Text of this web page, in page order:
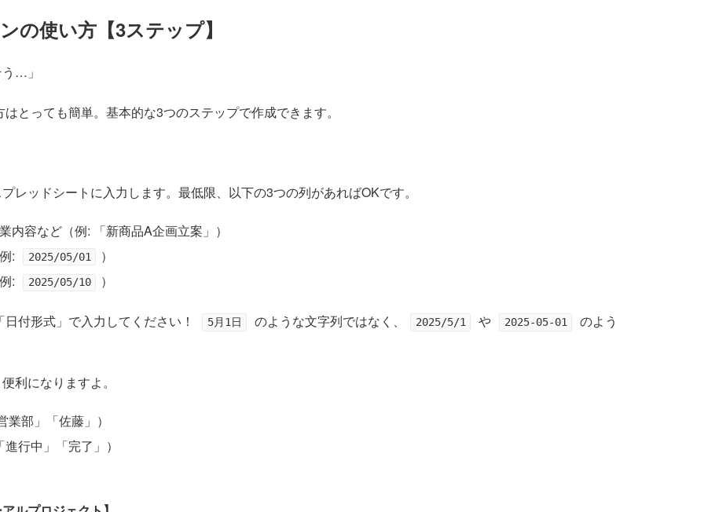
の使い方【3ステップ】
…」
とっても簡単。基本的な3つのステップで作成できます。
レッドシートに入力します。最低限、以下の3つの列があればOKです。
内容など（例: 「新商品A企画立案」）
: 2025/05/01
）
: 2025/05/10 ）
付形式」で入力してください！ 5月1日 のような文字列ではなく、 2025/5/1 や 2025-05-01
のよう
利になりますよ。
部」「佐藤」）
行中」「完了」）